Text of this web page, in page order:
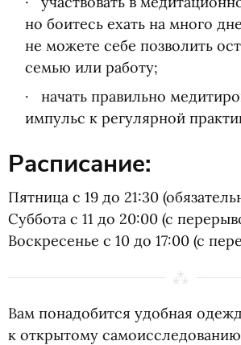
но боитесь ехать на много
не можете себе позволить
семью или работу;
начать правильно
импульс к регулярной
Расписание:
Пятница с 19 до 21:30 (
Суббота с 11 до 20:00 (с
Воскресенье с 10 до 17:00 (с
Вам понадобится удобная
к открытому